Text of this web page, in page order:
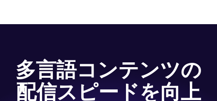
ては人間のレビューを行っています。
多言語コンテンツの
配信スピードを向上